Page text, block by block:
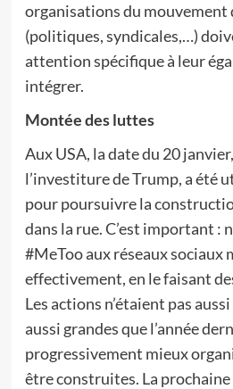
organisations du mouvement
(politiques, syndicales,…)
attention spécifique à leur
intégrer.
Montée des luttes
Aux USA, la date du 20
l’investiture de Trump, a été
pour poursuivre la
dans la rue. C’est important :
#MeToo aux réseaux sociaux
effectivement, en le faisant
Les actions n’étaient pas
aussi grandes que l’année
progressivement mieux
être construites. La